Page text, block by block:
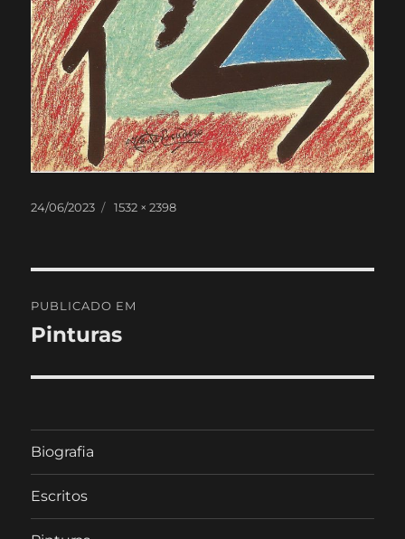
Publicado
24/06/2023
Tamanho
1532 × 2398
de
PUBLICADO EM
Pinturas
Biografia
Escritos